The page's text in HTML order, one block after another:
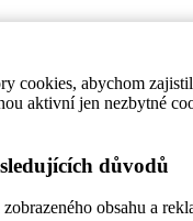
cookies, abychom
aktivní jen nezbytné
důvodů
obsahu a